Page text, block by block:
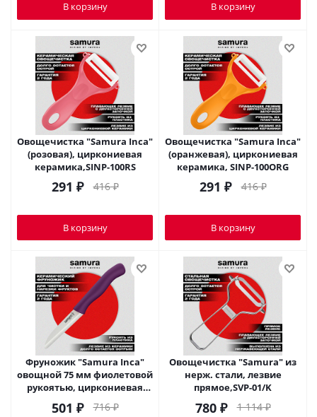
В корзину В корзину
Овощечистка "Samura Inca"
(розовая), циркониевая
керамика,SINP-100RS
291 ₽ 416₽
В корзину
Овощечистка "Samura Inca"
(оранжевая), циркониевая
керамика, SINP-100ORG
291 ₽ 416₽
В корзину
Фруножик "Samura Inca"
овощной 75 мм фиолетовой
рукоятью, циркониевая
керамика,SIN-0011VL
501 ₽ 716₽
Овощечистка "Samura" из
нерж. стали, лезвие
прямое,SVP-01/K
780₽ 1 114₽